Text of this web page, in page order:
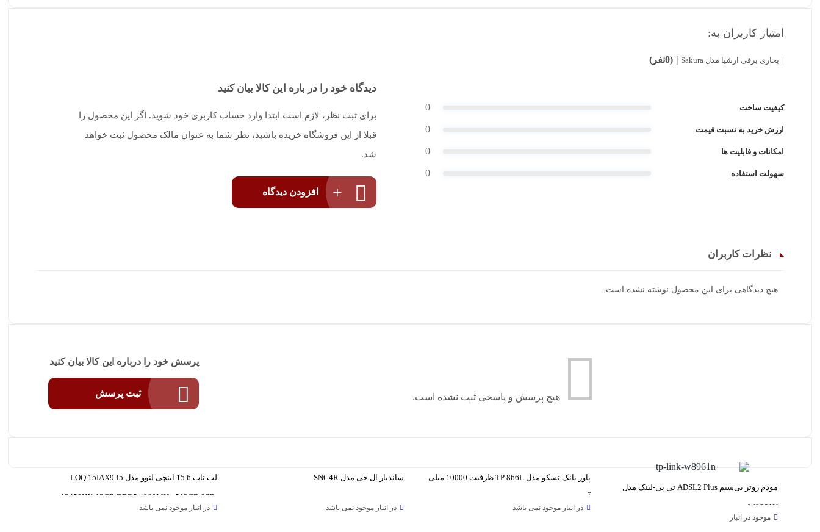
امتیاز کاربران به:
بخاری برقی ارشیا مدل Sakura (0نفر)
کیفیت ساخت 0
ارزش خرید به نسبت قیمت 0
امکانات و قابلیت ها 0
سهولت استفاده 0
دیدگاه خود را در باره این کالا بیان کنید
برای ثبت نظر، لازم است ابتدا وارد حساب کاربری خود شوید. اگر این محصول را
قبلا از این فروشگاه خریده باشید، نظر شما به عنوان مالک محصول ثبت خواهد
شد.
افزودن دیدگاه
نظرات کاربران
هیچ دیدگاهی برای این محصول نوشته نشده است.
هیچ پرسش و پاسخی ثبت نشده است.
پرسش خود را درباره این کالا بیان کنید
ثبت پرسش
مودم روتر بی‌سیم ADSL2 Plus تی پی-لینک مدل
W8961N
موجود در انبار
پاور بانک تسکو مدل TP 866L ظرفیت 10000 میلی
آمپر
در انبار موجود نمی باشد
ساندبار ال جی مدل SNC4R
در انبار موجود نمی باشد
لپ تاپ 15.6 اینچی لنوو مدل LOQ 15IAX9-i5
12450HX-12GB DDR5 4800MHz-512GB SSD-
در انبار موجود نمی باشد